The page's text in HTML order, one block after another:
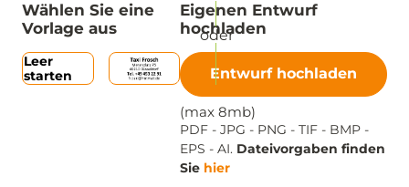
Wählen Sie eine
Vorlage aus
Leer
starten
Eigenen Entwurf
hochladen
Entwurf hochladen
(max 8mb)
PDF - JPG - PNG - TIF - BMP -
EPS - AI. Dateivorgaben finden
Sie hier